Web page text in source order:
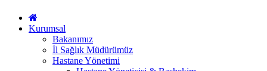
Kurumsal
Bakanımız
İl Sağlık Müdürümüz
Hastane Yönetimi